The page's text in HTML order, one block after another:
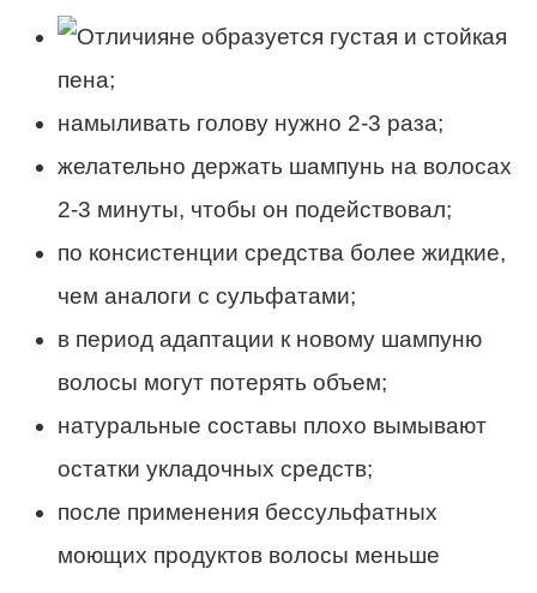
не образуется густая и стойкая
пена;
намыливать голову нужно 2-3 раза;
желательно держать шампунь на волосах
2-3 минуты, чтобы он подействовал;
по консистенции средства более жидкие,
чем аналоги с сульфатами;
в период адаптации к новому шампуню
волосы могут потерять объем;
натуральные составы плохо вымывают
остатки укладочных средств;
после применения бессульфатных
моющих продуктов волосы меньше